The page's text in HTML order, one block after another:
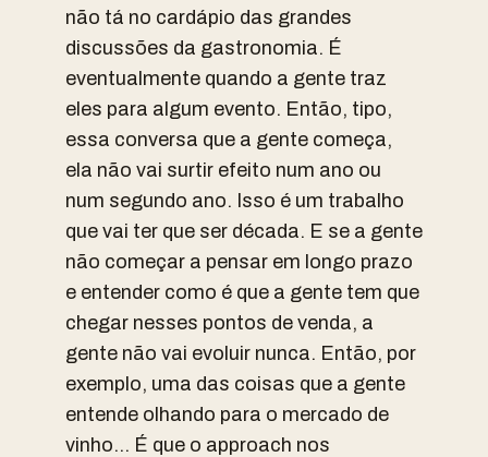
não tá no cardápio das grandes
discussões da gastronomia. É
eventualmente quando a gente traz
eles para algum evento. Então, tipo,
essa conversa que a gente começa,
ela não vai surtir efeito num ano ou
num segundo ano. Isso é um trabalho
que vai ter que ser década. E se a gente
não começar a pensar em longo prazo
e entender como é que a gente tem que
chegar nesses pontos de venda, a
gente não vai evoluir nunca. Então, por
exemplo, uma das coisas que a gente
entende olhando para o mercado de
vinho… É que o approach nos